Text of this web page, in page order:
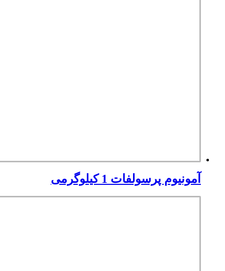
آمونیوم پرسولفات 1 کیلوگرمی